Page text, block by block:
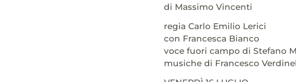
di Massimo Vincenti
regia Carlo Emilio Lerici
con Francesca Bianco
voce fuori campo di Stefano
musiche di Francesco